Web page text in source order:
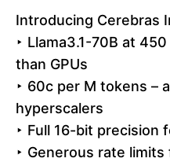
Introducing Cerebras
‣ Llama3.1-70B at
than GPUs
‣ 60c per M tokens –
hyperscalers
‣ Full 16-bit precision
‣ Generous rate limits